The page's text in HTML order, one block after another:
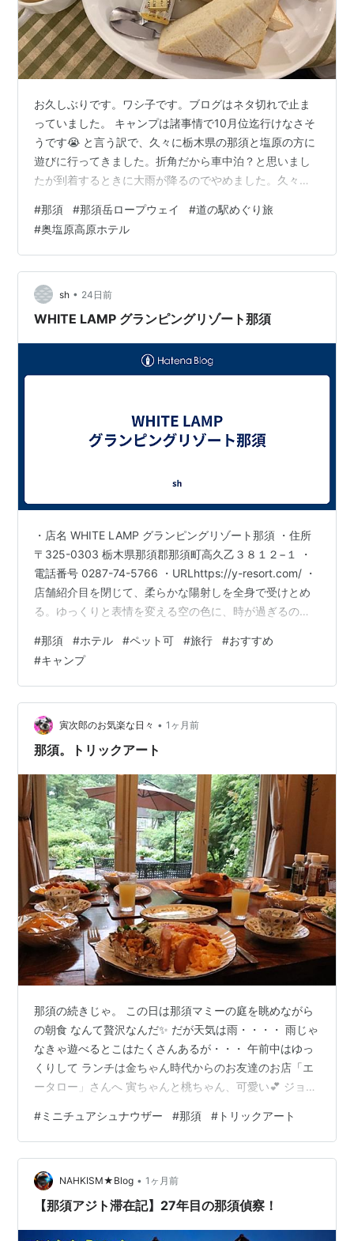
お久しぶりです。ワシ子です。ブログはネタ切れで止ま
っていました。 キャンプは諸事情で10月位迄行けなさそ
うです😭 と言う訳で、久々に栃木県の那須と塩原の方に
遊びに行ってきました。折角だから車中泊？と思いまし
たが到着するときに大雨が降るのでやめました。久々の
washi2camp.hatenablog.com 今回の那須旅 ・道の駅で
スタンプをもらう事 ・今までしていない事をする ・過去
に食べた物で美味しかった物を再度食べる と言った感じ
で行きます。 ペニーレインの為の朝は早い（再訪） 前回
行って美味しかったのと雰囲気が好きなペニーレインを
再訪。朝8:00の開店に間に合…
#那須 #那須岳ロープウェイ #道の駅めぐり旅
#奥塩原高原ホテル
sh • 24日前
WHITE LAMP グランピングリゾート那須
・店名 WHITE LAMP グランピングリゾート那須 ・住所
〒325-0303 栃木県那須郡那須町高久乙３８１２−１ ・
電話番号 0287-74-5766 ・URLhttps://y-resort.com/ ・
店舗紹介目を閉じて、柔らかな陽射しを全身で受けとめ
る。ゆっくりと表情を変える空の色に、時が過ぎるのも
地よさを感じながら大切な人と分かち合う「Hygge」な
ひとときを… シンプルでスタイリッシュな北欧テイスト
にデザインされた7タイプ15の客室は、心身ともにリラッ
クスするための“脱日常空間”を演出します。全室に独立ト
イレ/洗面化粧台/バスル…
#那須 #ホテル #ペット可 #旅行 #おすすめ
#キャンプ
寅次郎のお気楽な日々 • 1ヶ月前
那須。トリックアート
那須の続きじゃ。 この日は那須マミーの庭を眺めながら
の朝食 なんて贅沢なんだ✨ だが天気は雨・・・・ 雨じゃ
なきゃ遊べるとこはたくさんあるが・・・ 午前中はゆっ
くりして ランチは金ちゃん時代からのお友達のお店「エ
ータロー」さんへ 寅ちゃんと桃ちゃん、可愛い💕 ジョイ
なトリックアートへ。 熊の親子 カバに食われそうな寅
首だけ寅 ボーっとしてねえで逃げろ！ 恐竜の首に掴まる
寅 化け物は入ってくる！早く閉めて！ 落ちるなよ～ ジ
ャイアントシュナウザー 鏡 船から落ちた 天使 ジャック
と豆の木 ハープを引く寅 踏まれちゃう💦 空飛ぶほうき
#ミニチュアシュナウザー #那須 # トリックアート
NAHKISM★Blog • 1ヶ月前
【那須アジト滞在記】27年目の那須偵察！